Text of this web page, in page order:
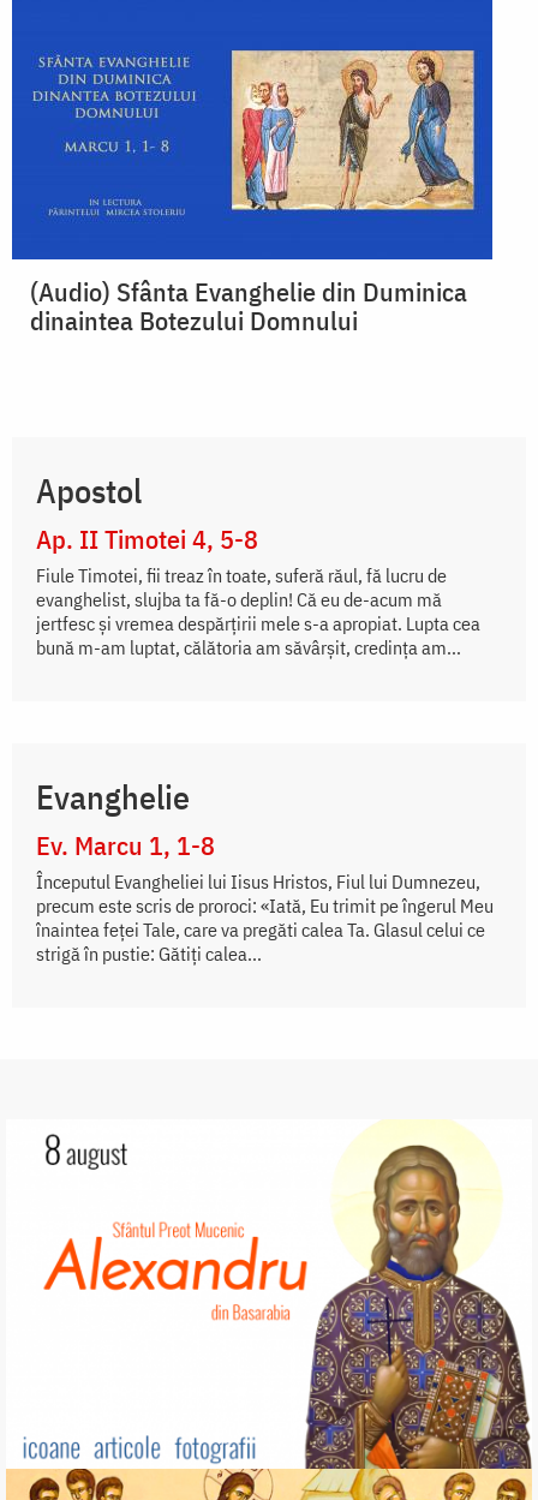
(Audio) Sfânta Evanghelie din Duminica
dinaintea Botezului Domnului
Apostol
Ap. II Timotei 4, 5-8
Fiule Timotei, fii treaz în toate, suferă răul, fă lucru de
evanghelist, slujba ta fă-o deplin! Că eu de-acum mă
jertfesc și vremea despărțirii mele s-a apropiat. Lupta cea
bună m-am luptat, călătoria am săvârșit, credința am...
Evanghelie
Ev. Marcu 1, 1-8
Începutul Evangheliei lui Iisus Hristos, Fiul lui Dumnezeu,
precum este scris de proroci: «Iată, Eu trimit pe îngerul Meu
înaintea feței Tale, care va pregăti calea Ta. Glasul celui ce
strigă în pustie: Gătiți calea...